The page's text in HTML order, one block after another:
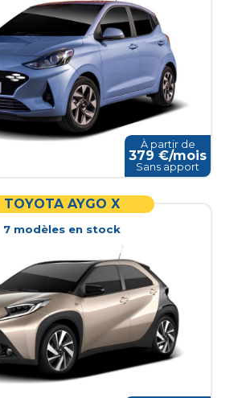
À partir de
379 €/mois
Sans apport
TOYOTA AYGO X
7 modèles en stock